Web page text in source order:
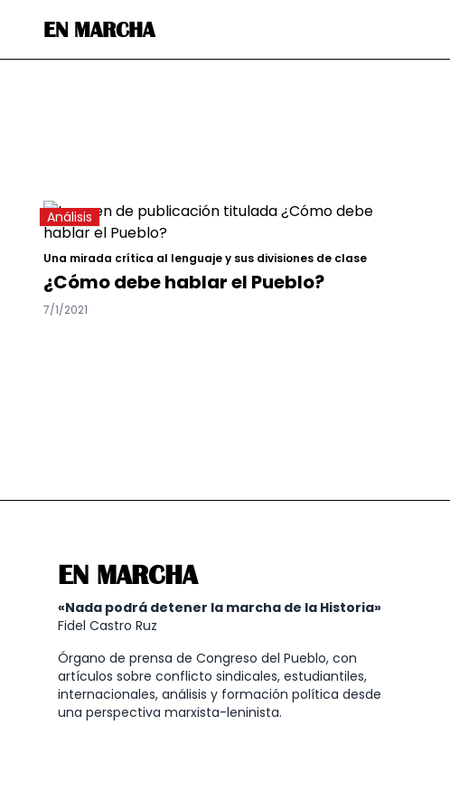
EN MARCHA
Análisis
Una mirada crítica al lenguaje y sus divisiones de clase
¿Cómo debe hablar el Pueblo?
7/1/2021
EN MARCHA
«Nada podrá detener la marcha de la Historia»
Fidel Castro Ruz
Órgano de prensa de Congreso del Pueblo, con
artículos sobre conflicto sindicales, estudiantiles,
internacionales, análisis y formación política desde
una perspectiva marxista-leninista.